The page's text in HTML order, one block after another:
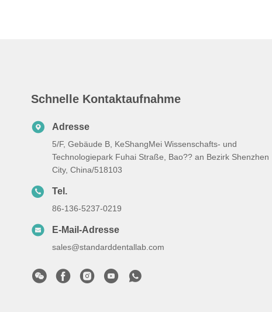
Schnelle Kontaktaufnahme
Adresse
5/F, Gebäude B, KeShangMei Wissenschafts- und
Technologiepark Fuhai Straße, Bao?? an Bezirk Shenzhen
City, China/518103
Tel.
86-136-5237-0219
E-Mail-Adresse
sales@standarddentallab.com